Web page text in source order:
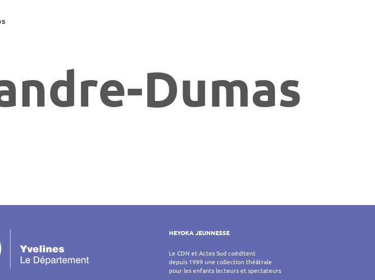
Dumas
HEYOKA JEUNNESSE
Le CDN et Actes Sud coéditent
depuis 1999 une collection théâtrale
pour les enfants lecteurs et spectateurs